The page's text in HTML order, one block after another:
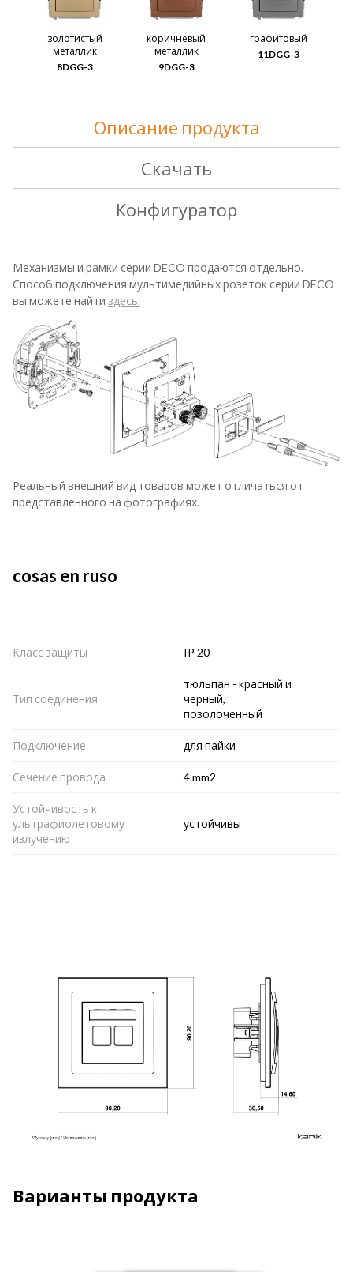
золотистый
металлик
8DGG-3
коричневый
металлик
9DGG-3
графитовый
11DGG-3
Описание продукта
Скачать
Конфигуратор
Механизмы и рамки серии DECO продаются отдельно.
Способ подключения мультимедийных розеток серии DECO
вы можете найти здесь.
Реальный внешний вид товаров может отличаться от
представленного на фотографиях.
cosas en ruso
Класс защиты IP 20
Тип соединения
тюльпан - красный и
черный,
позолоченный
Подключение для пайки
Сечение провода 4 mm2
Устойчивость к
ультрафиолетовому
излучению
устойчивы
Варианты продукта